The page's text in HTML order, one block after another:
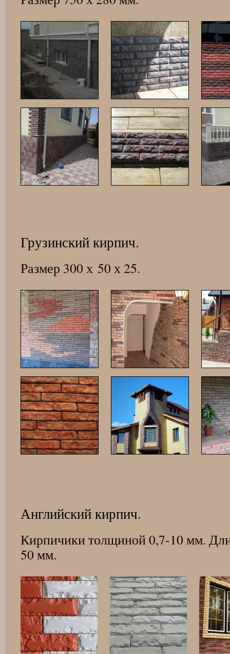
Грузинский кирпич.
Размер 300 х 50 х 25.
Английский кирпич.
Кирпичики толщиной 0,7-10 мм.
50 мм.